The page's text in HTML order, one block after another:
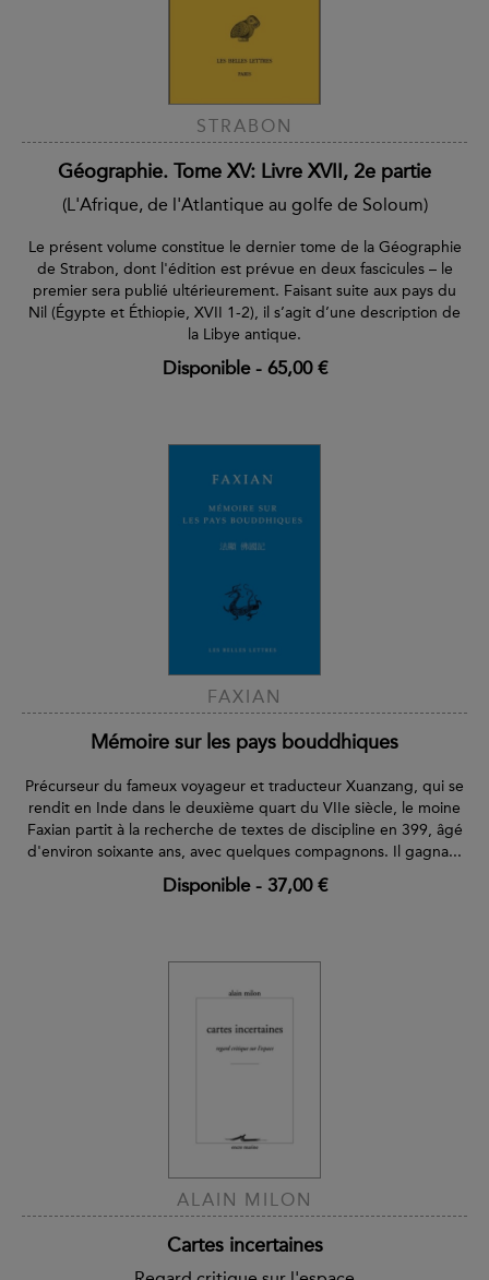
STRABON
Géographie. Tome XV: Livre XVII, 2e partie
(L'Afrique, de l'Atlantique au golfe de Soloum)
Le présent volume constitue le dernier tome de la Géographie
de Strabon, dont l'édition est prévue en deux fascicules – le
premier sera publié ultérieurement. Faisant suite aux pays du
Nil (Égypte et Éthiopie, XVII 1-2), il s’agit d’une description de
la Libye antique.
Disponible- 65,00 €
FAXIAN
Mémoire sur les pays bouddhiques
Précurseur du fameux voyageur et traducteur Xuanzang, qui se
rendit en Inde dans le deuxième quart du VIIe siècle, le moine
Faxian partit à la recherche de textes de discipline en 399, âgé
d'environ soixante ans, avec quelques compagnons. Il gagna...
Disponible- 37,00 €
ALAIN MILON
Cartes incertaines